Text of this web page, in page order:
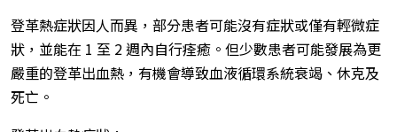
登革熱症狀因人而異，部分患者可能沒有症狀或僅有輕微症
狀，並能在 1 至 2 週內自行痊癒。但少數患者可能發展為更
嚴重的登革出血熱，有機會導致血液循環系統衰竭、休克及
死亡。